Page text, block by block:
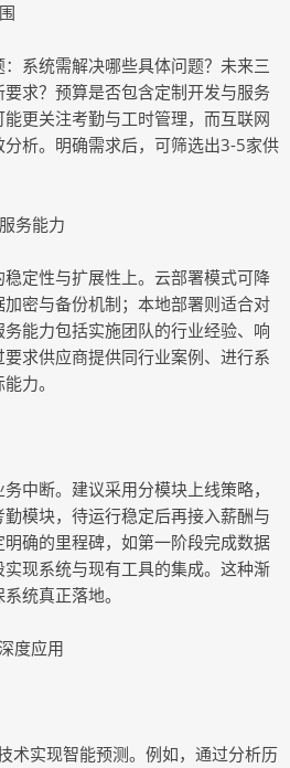
系统需解决哪些具体问题？未来三
求？预算是否包含定制开发与服务
更关注考勤与工时管理，而互联网
析。明确需求后，可筛选出3-5家供
务能力
定性与扩展性上。云部署模式可降
密与备份机制；本地部署则适合对
能力包括实施团队的行业经验、响
求供应商提供同行业案例、进行系
力。
中断。建议采用分模块上线策略，
模块，待运行稳定后再接入薪酬与
确的里程碑，如第一阶段完成数据
现系统与现有工具的集成。这种渐
统真正落地。
度应用
术实现智能预测。例如，通过分析历